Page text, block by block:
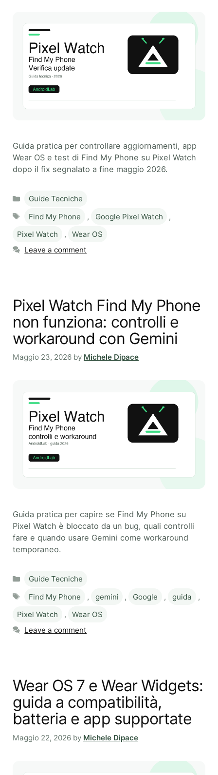
Guida pratica per controllare aggiornamenti, app
Wear OS e test di Find My Phone su Pixel Watch
dopo il fix segnalato a fine maggio 2026.
Categories
Guide Tecniche
Tags
Find My Phone , Google Pixel Watch
,
Pixel Watch
,
Wear OS
Leave a comment
Pixel Watch Find My Phone
non funziona: controlli e
workaround con Gemini
Maggio 23, 2026 by Michele Dipace
Guida pratica per capire se Find My Phone su
Pixel Watch è bloccato da un bug, quali controlli
fare e quando usare Gemini come workaround
temporaneo.
Categories
Guide Tecniche
Tags
Find My Phone , gemini , Google , guida
,
Pixel Watch
,
Wear OS
Leave a comment
Wear OS 7 e Wear Widgets:
guida a compatibilità,
batteria e app supportate
Maggio 22, 2026 by Michele Dipace